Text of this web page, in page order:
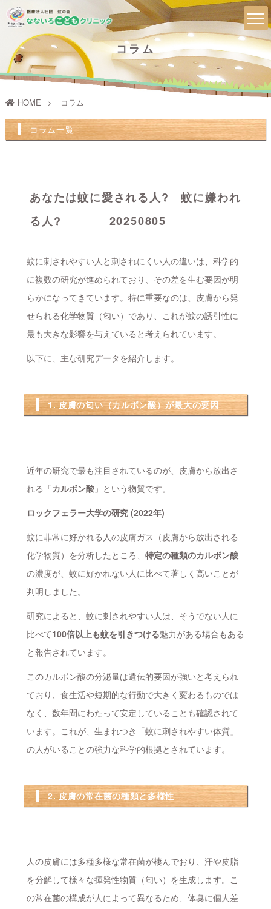
コラム
HOME コラム
コラム一覧
あなたは蚊に愛される人? 蚊に嫌われ
る人? 20250805
蚊に刺されやすい人と刺されにくい人の違いは、科学的
に複数の研究が進められており、その差を生む要因が明
らかになってきています。特に重要なのは、皮膚から発
せられる化学物質（匂い）であり、これが蚊の誘引性に
最も大きな影響を与えていると考えられています。
以下に、主な研究データを紹介します。
1. 皮膚の匂い（カルボン酸）が最大の要因
近年の研究で最も注目されているのが、皮膚から放出さ
れる「カルボン酸」という物質です。
ロックフェラー大学の研究 (2022年)
蚊に非常に好かれる人の皮膚ガス（皮膚から放出される
化学物質）を分析したところ、 特定の種類のカルボン酸
の濃度が、蚊に好かれない人に比べて著しく高いことが
判明しました。
研究によると、蚊に刺されやすい人は、そうでない人に
比べて100倍以上も蚊を引きつける魅力がある場合もある
と報告されています。
このカルボン酸の分泌量は遺伝的要因が強いと考えられ
ており、食生活や短期的な行動で大きく変わるものでは
なく、数年間にわたって安定していることも確認されて
います。これが、生まれつき「蚊に刺されやすい体質」
の人がいることの強力な科学的根拠とされています。
2. 皮膚の常在菌の種類と多様性
人の皮膚には多種多様な常在菌が棲んでおり、汗や皮脂
を分解して様々な揮発性物質（匂い）を生成します。こ
の常在菌の構成が人によって異なるため、体臭に個人差